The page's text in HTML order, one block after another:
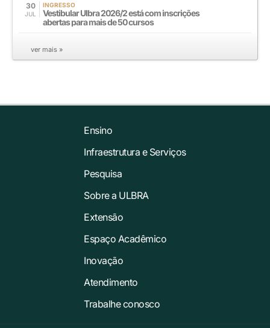
30
JUL
INGRESSO
Vestibular Ulbra 2026/2 está com inscrições
abertas para mais de 50 cursos
ver mais »
Ensino
Infraestrutura e Serviços
Pesquisa
Sobre a ULBRA
Extensão
Espaço Acadêmico
Inovação
Atendimento
Trabalhe conosco